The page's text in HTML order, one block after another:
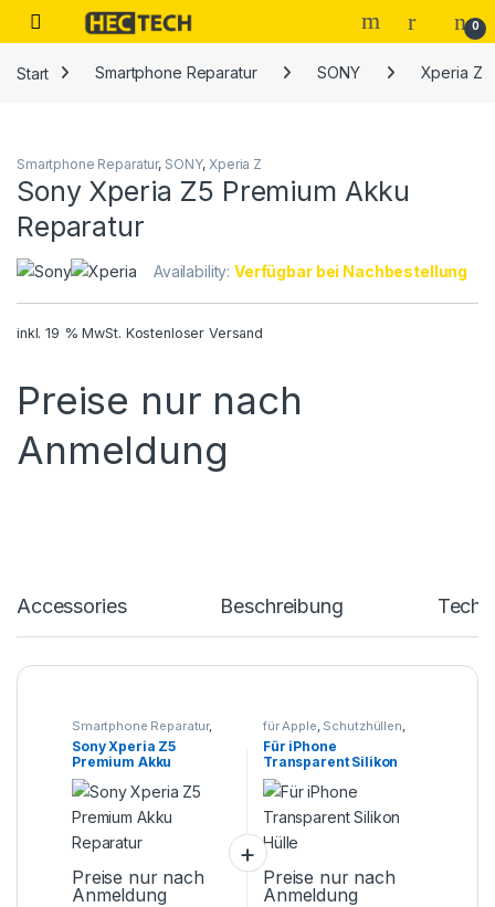
Open 0
Start Smartphone Reparatur SONY Xperia Z
Smartphone Reparatur, SONY, Xperia Z
Sony Xperia Z5 Premium Akku
Reparatur
Availability:Verfügbar bei Nachbestellung
inkl. 19 % MwSt. Kostenloser Versand
Preise nur nach
Anmeldung
Accessories Beschreibung
Smartphone Reparatur,
, Xperia Z
Sony Xperia Z5
Premium Akku
Reparatur
Preise nur nach
Anmeldung
für Apple Schutzhüllen
Smartphone Zubehör
Für iPhone
Transparent Silikon
Hülle
Preise nur nach
Anmeldung